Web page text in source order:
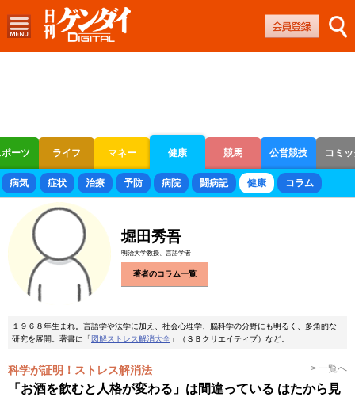
ーツ ライフ マネー 健康 競馬 公営競技 コミ
ボートレース 競輪 オートレース
病気 症状 治療 予防 病院 闘病記 健康 コラム
堀田秀吾
明治大学教授、言語学者
著者のコラム一覧
１９６８年生まれ。言語学や法学に加え、社会心理学、脳科学の分野にも明るく、多角的な
研究を展開。著書に「 図解ストレス解消大全 」（ＳＢクリエイティブ）など。
科学が証明！ストレス解消法 > 一覧へ
「お酒を飲むと人格が変わる」は間違っている はたから見